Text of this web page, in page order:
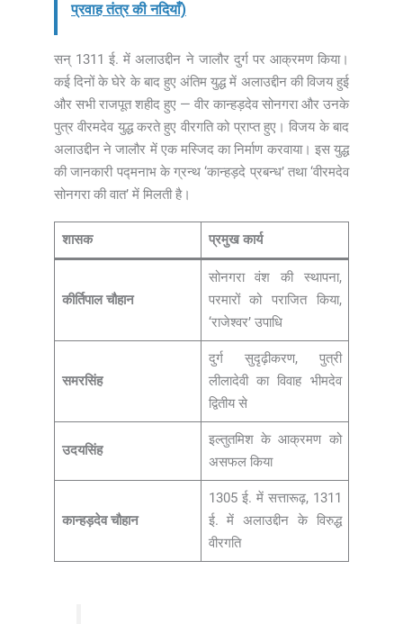
प्रवाह तंत्र की नदियाँ)
सन् 1311 ई. में अलाउद्दीन ने जालौर दुर्ग पर आक्रमण किया।
कई दिनों के घेरे के बाद हुए अंतिम युद्ध में अलाउद्दीन की विजय हुई
और सभी राजपूत शहीद हुए — वीर कान्हड़देव सोनगरा और उनके
पुत्र वीरमदेव युद्ध करते हुए वीरगति को प्राप्त हुए। विजय के बाद
अलाउद्दीन ने जालौर में एक मस्जिद का निर्माण करवाया। इस युद्ध
की जानकारी पद्मनाभ के ग्रन्थ ‘कान्हड़दे प्रबन्ध’ तथा ‘वीरमदेव
सोनगरा की वात’ में मिलती है।
शासक प्रमुख कार्य
कीर्तिपाल चौहान
सोनगरा वंश की स्थापना,
परमारों को पराजित किया,
‘राजेश्वर’ उपाधि
समरसिंह
दुर्ग सुदृढ़ीकरण, पुत्री
लीलादेवी का विवाह भीमदेव
द्वितीय से
उदयसिंह
इल्तुतमिश के आक्रमण को
असफल किया
कान्हड़देव चौहान
1305 ई. में सत्तारूढ़, 1311
ई. में अलाउद्दीन के विरुद्ध
वीरगति